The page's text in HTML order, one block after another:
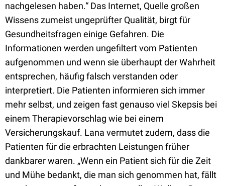
nachgelesen haben.“ Das Internet, Quelle großen
Wissens zumeist ungeprüfter Qualität, birgt für
Gesundheitsfragen einige Gefahren. Die
Informationen werden ungefiltert vom Patienten
aufgenommen und wenn sie überhaupt der Wahrheit
entsprechen, häufig falsch verstanden oder
interpretiert. Die Patienten informieren sich immer
mehr selbst, und zeigen fast genauso viel Skepsis bei
einem Therapievorschlag wie bei einem
Versicherungskauf. Lana vermutet zudem, dass die
Patienten für die erbrachten Leistungen früher
dankbarer waren. „Wenn ein Patient sich für die Zeit
und Mühe bedankt, die man sich genommen hat, fällt